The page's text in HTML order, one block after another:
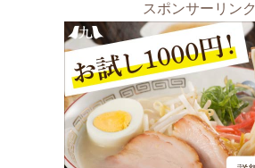
スポンサーリンク